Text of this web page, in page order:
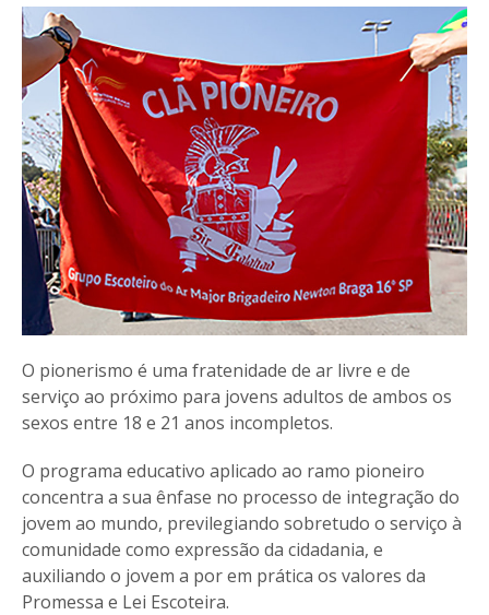
O pionerismo é uma fratenidade de ar livre e de
serviço ao próximo para jovens adultos de ambos os
sexos entre 18 e 21 anos incompletos.
O programa educativo aplicado ao ramo pioneiro
concentra a sua ênfase no processo de integração do
jovem ao mundo, previlegiando sobretudo o serviço à
comunidade como expressão da cidadania, e
auxiliando o jovem a por em prática os valores da
Promessa e Lei Escoteira.